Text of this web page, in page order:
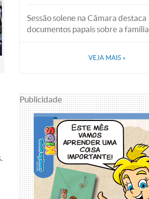
Sessão solene na Câmara destaca
documentos papais sobre a família
VEJA MAIS »
Publicidade